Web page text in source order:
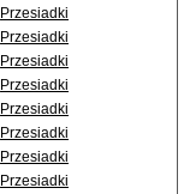
Przesiadki
Przesiadki
Przesiadki
Przesiadki
Przesiadki
Przesiadki
Przesiadki
Przesiadki